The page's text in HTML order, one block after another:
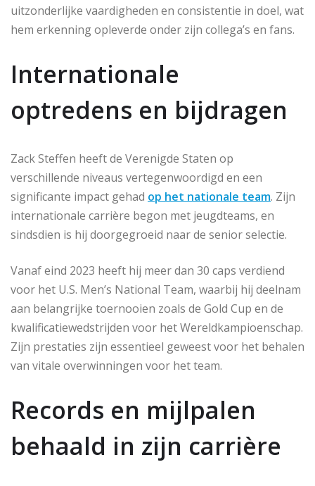
uitzonderlijke vaardigheden en consistentie in doel, wat
hem erkenning opleverde onder zijn collega’s en fans.
Internationale
optredens en bijdragen
Zack Steffen heeft de Verenigde Staten op
verschillende niveaus vertegenwoordigd en een
significante impact gehad op het nationale team. Zijn
internationale carrière begon met jeugdteams, en
sindsdien is hij doorgegroeid naar de senior selectie.
Vanaf eind 2023 heeft hij meer dan 30 caps verdiend
voor het U.S. Men’s National Team, waarbij hij deelnam
aan belangrijke toernooien zoals de Gold Cup en de
kwalificatiewedstrijden voor het Wereldkampioenschap.
Zijn prestaties zijn essentieel geweest voor het behalen
van vitale overwinningen voor het team.
Records en mijlpalen
behaald in zijn carrière